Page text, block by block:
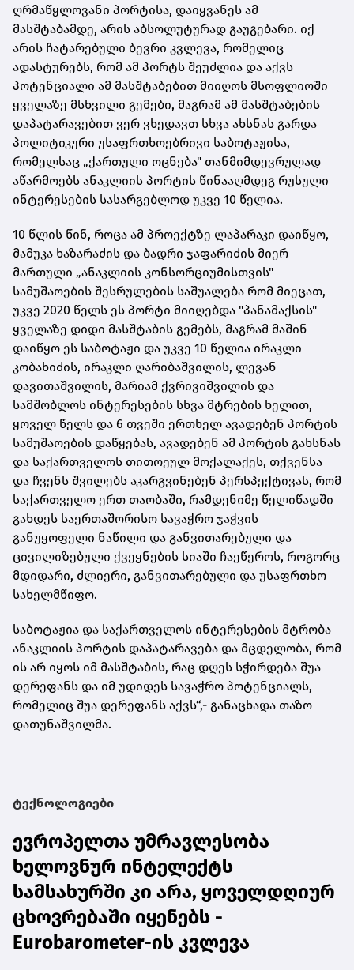
ღრმაწყლოვანი პორტისა, დაიყვანეს ამ
მასშტაბამდე, არის აბსოლუტურად გაუგებარი. იქ
არის ჩატარებული ბევრი კვლევა, რომელიც
ადასტურებს, რომ ამ პორტს შეუძლია და აქვს
პოტენციალი ამ მასშტაბებით მიიღოს მსოფლიოში
ყველაზე მსხვილი გემები, მაგრამ ამ მასშტაბების
დაპატარავებით ვერ ვხედავთ სხვა ახსნას გარდა
პოლიტიკური უსაფრთხოებრივი საბოტაჟისა,
რომელსაც „ქართული ოცნება" თანმიმდევრულად
აწარმოებს ანაკლიის პორტის წინააღმდეგ რუსული
ინტერესების სასარგებლოდ უკვე 10 წელია.
10 წლის წინ, როცა ამ პროექტზე ლაპარაკი დაიწყო,
მამუკა ხაზარაძის და ბადრი ჯაფარიძის მიერ
მართული „ანაკლიის კონსორციუმისთვის"
სამუშაოების შესრულების საშუალება რომ მიეცათ,
უკვე 2020 წელს ეს პორტი მიიღებდა "პანამაქსის"
ყველაზე დიდი მასშტაბის გემებს, მაგრამ მაშინ
დაიწყო ეს საბოტაჟი და უკვე 10 წელია ირაკლი
კობახიძის, ირაკლი ღარიბაშვილის, ლევან
დავითაშვილის, მარიამ ქვრივიშვილის და
სამშობლოს ინტერესების სხვა მტრების ხელით,
ყოველ წელს და 6 თვეში ერთხელ ავადებენ პორტის
სამუშაოების დაწყებას, ავადებენ ამ პორტის გახსნას
და საქართველოს თითოეულ მოქალაქეს, თქვენსა
და ჩვენს შვილებს აკარგვინებენ პერსპექტივას, რომ
საქართველო ერთ თაობაში, რამდენიმე წელიწადში
გახდეს საერთაშორისო სავაჭრო ჯაჭვის
განუყოფელი ნაწილი და განვითარებული და
ცივილიზებული ქვეყნების სიაში ჩაეწეროს, როგორც
მდიდარი, ძლიერი, განვითარებული და უსაფრთხო
სახელმწიფო.
საბოტაჟია და საქართველოს ინტერესების მტრობა
ანაკლიის პორტის დაპატარავება და მცდელობა, რომ
ის არ იყოს იმ მასშტაბის, რაც დღეს სჭირდება შუა
დერეფანს და იმ უდიდეს სავაჭრო პოტენციალს,
რომელიც შუა დერეფანს აქვს“,- განაცხადა თაზო
დათუნაშვილმა.
ტექნოლოგიები
ევროპელთა უმრავლესობა
ხელოვნურ ინტელექტს
სამსახურში კი არა, ყოველდღიურ
ცხოვრებაში იყენებს -
Eurobarometer-ის კვლევა